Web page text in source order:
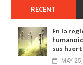
RECENT
En la
sus
MAY 25,